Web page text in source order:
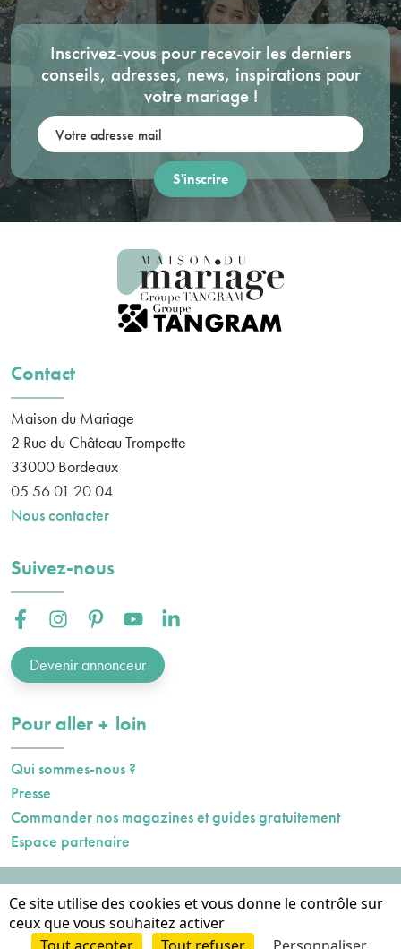
Inscrivez-vous pour recevoir les derniers
conseils, adresses, news, inspirations pour
votre mariage !
Contact
Maison du Mariage
2 Rue du Château Trompette
33000 Bordeaux
05 56 01 20 04
Nous contacter
Suivez-nous
Facebook :Instagram :Pinterest :Youtube :Linkedin :
Devenir annonceur
Pour aller plusloin
Qui sommes-nous ?
Presse
Commander nos magazines et guides gratuitement
Espace partenaire
Mentions légales
Données personnelles
Cookies
Ce site utilise des cookies et vous donne le contrôle sur
ceux que vous souhaitez activer